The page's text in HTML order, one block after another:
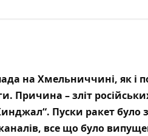
на Хмельниччині, як і
Причина – зліт
“. Пуски ракет було
все що було